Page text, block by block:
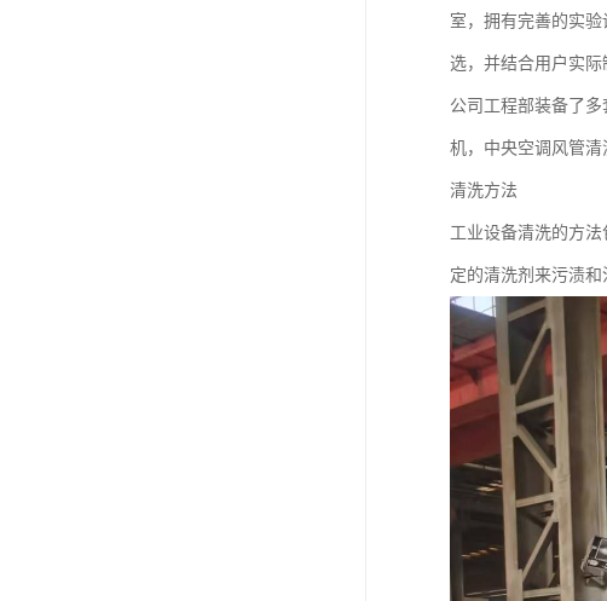
室，拥有完善的实
选，并结合用户实际
公司工程部装备了
机，中央空调风管清
清洗方法
工业设备清洗的方
定的清洗剂来污渍和